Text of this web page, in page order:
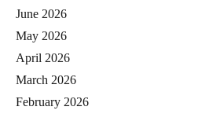
June 2026
May 2026
April 2026
March 2026
February 2026